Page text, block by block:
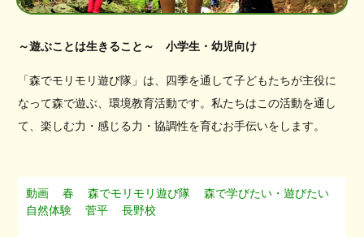
～遊ぶことは生きること～ 小学生・幼児向け
「森でモリモリ遊び隊」は、四季を通して子どもたちが主役に
なって森で遊ぶ、環境教育活動です。私たちはこの活動を通し
て、楽しむ力・感じる力・協調性を育むお手伝いをします。
動画 春 森でモリモリ遊び隊
森で学びたい・遊びたい
自然体験
菅平 長野校